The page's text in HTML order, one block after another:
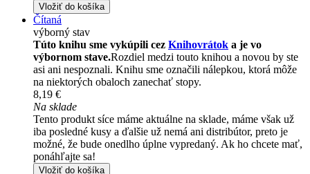
Vložiť do košíka
Čítaná
výborný stav
Túto knihu sme vykúpili cez Knihovrátok a je vo
výbornom stave.Rozdiel medzi touto knihou a novou by ste
asi ani nespoznali. Knihu sme označili nálepkou, ktorá môže
na niektorých obaloch zanechať stopy.
8,19 €
Na sklade
Tento produkt síce máme aktuálne na sklade, máme však už
iba posledné kusy a ďalšie už nemá ani distribútor, preto je
možné, že bude onedlho úplne vypredaný. Ak ho chcete mať,
ponáhľajte sa!
Vložiť do košíka